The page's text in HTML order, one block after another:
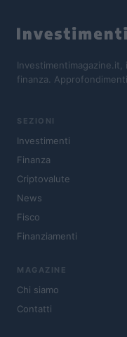
finanza.
SEZIONI
Investimenti
Finanza
Criptovalute
News
Fisco
Finanziamenti
MAGAZINE
Chi siamo
Contatti